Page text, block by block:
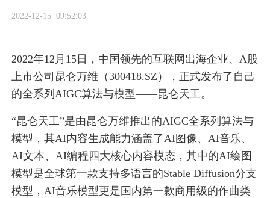
2022-12-15 09:52:03
2022年12月15日，中国领先的互联网出海企业、A股
上市公司昆仑万维（300418.SZ），正式发布了自己
的全系列AIGC算法与模型——昆仑天工。
“昆仑天工”是由昆仑万维推出的AIGC全系列算法与
模型，其AI内容生成能力涵盖了AI图像、AI音乐、
AI文本、AI编程四大核心内容模态，其中的AI绘图
模型是全球第一款支持多语言的Stable Diffusion分支
模型，AI音乐模型更是国内第一款商用级的作曲类